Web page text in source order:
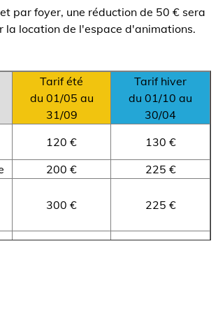
par foyer, une réduction de 50 € sera
la location de l'espace d'animations.
Tarif été
du 01/05 au
31/09
Tarif hiver
du 01/10 au
30/04
120 €
130 €
200 €
225 €
300 € 225 €